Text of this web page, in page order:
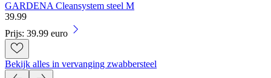
GARDENA Cleansystem steel M
39.99
Prijs: 39.99 euro
Bekijk alles in vervanging zwabbersteel